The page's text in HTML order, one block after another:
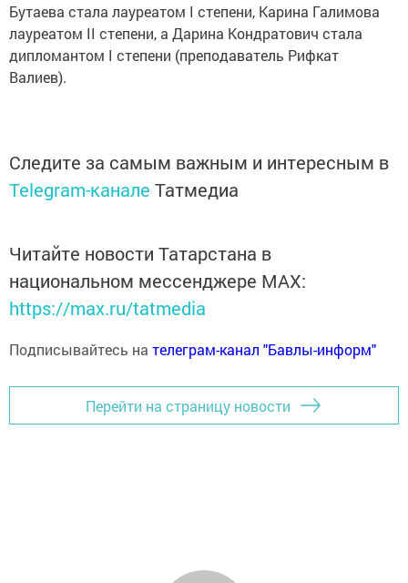
Бутаева стала лауреатом I степени, Карина Галимова
лауреатом II степени, а Дарина Кондратович стала
дипломантом I степени (преподаватель Рифкат
Валиев).
Следите за самым важным и интересным в
Telegram-канале Татмедиа
Читайте новости Татарстана в
национальном мессенджере MАХ:
https://max.ru/tatmedia
Подписывайтесь на телеграм-канал "Бавлы-информ"
Перейти на страницу новости